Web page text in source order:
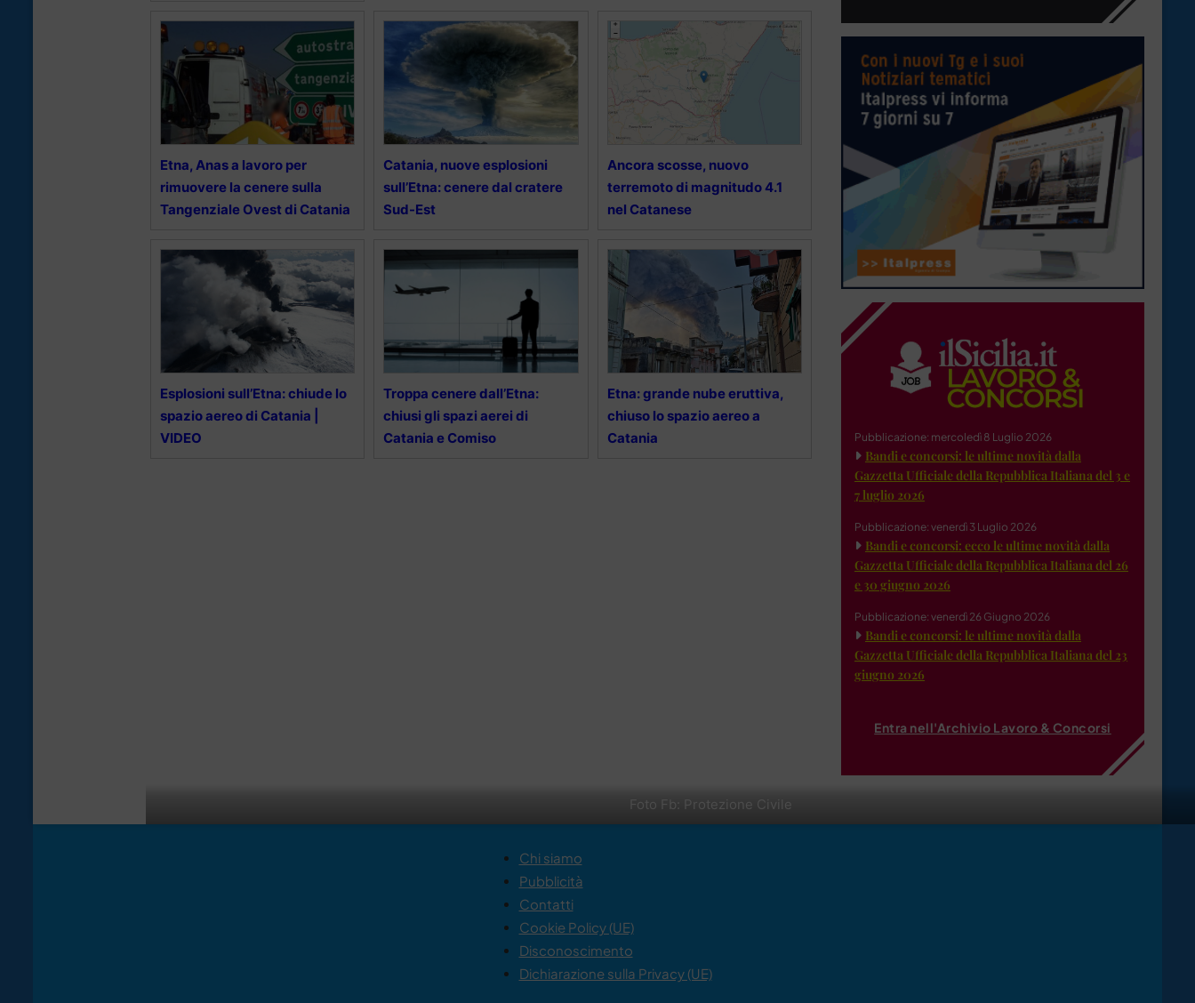
Foto Fb: Protezione Civile
Etna, Anas a lavoro per
rimuovere la cenere sulla
Tangenziale Ovest di Catania
Catania, nuove esplosioni
sull’Etna: cenere dal cratere
Sud-Est
Ancora scosse, nuovo
terremoto di magnitudo 4.1
nel Catanese
Esplosioni sull’Etna: chiude lo
spazio aereo di Catania |
VIDEO
Troppa cenere dall’Etna:
chiusi gli spazi aerei di
Catania e Comiso
Etna: grande nube eruttiva,
chiuso lo spazio aereo a
Catania
Pubblicazione: mercoledì 8 Luglio 2026
Bandi e concorsi: le ultime novità dalla
Gazzetta Ufficiale della Repubblica Italiana del 3 e
7 luglio 2026
Pubblicazione: venerdì 3 Luglio 2026
Bandi e concorsi: ecco le ultime novità dalla
Gazzetta Ufficiale della Repubblica Italiana del 26
e 30 giugno 2026
Pubblicazione: venerdì 26 Giugno 2026
Bandi e concorsi: le ultime novità dalla
Gazzetta Ufficiale della Repubblica Italiana del 23
giugno 2026
Entra nell'Archivio Lavoro & Concorsi
Chi siamo
Pubblicità
Contatti
Cookie Policy (UE)
Disconoscimento
Dichiarazione sulla Privacy (UE)